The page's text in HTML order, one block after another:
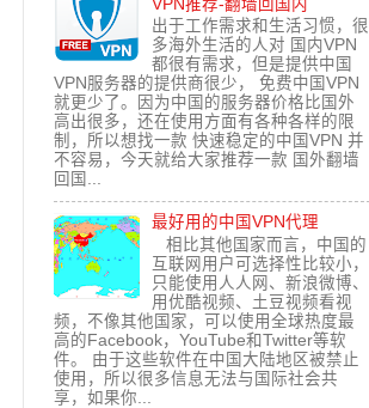
VPN推荐-翻墙回国内
出于工作需求和生活习惯，很
多海外生活的人对 国内VPN
都很有需求，但是提供中国
VPN服务器的提供商很少， 免费中国VPN
就更少了。因为中国的服务器价格比国外
高出很多，还在使用方面有各种各样的限
制，所以想找一款 快速稳定的中国VPN 并
不容易，今天就给大家推荐一款 国外翻墙
回国...
最好用的中国VPN代理
相比其他国家而言，中国的
互联网用户可选择性比较小，
只能使用人人网、新浪微博、
用优酷视频、土豆视频看视
频，不像其他国家，可以使用全球热度最
高的Facebook，YouTube和Twitter等软
件。 由于这些软件在中国大陆地区被禁止
使用，所以很多信息无法与国际社会共
享，如果你...